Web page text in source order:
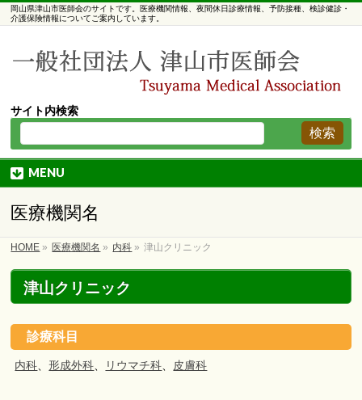
岡山県津山市医師会のサイトです。医療機関情報、夜間休日診療情報、予防接種、検診健診・
介護保険情報についてご案内しています。
サイト内検索
MENU
医療機関名
HOME » 医療機関名 » 内科 » 津山クリニック
津山クリニック
診療科目
内科 、形成外科 リウマチ科 皮膚科